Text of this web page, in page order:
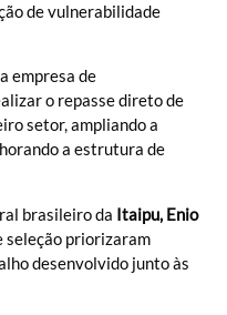
de vulnerabilidade
empresa de
o repasse direto de
setor, ampliando a
a estrutura de
brasileiro da Itaipu, Enio
seleção priorizaram
desenvolvido junto às